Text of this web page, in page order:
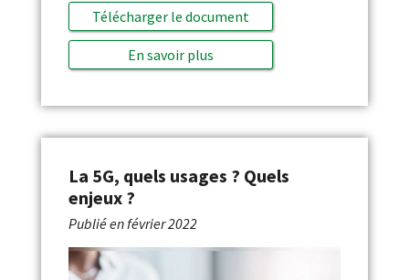
Télécharger le document
En savoir plus
La 5G, quels usages ? Quels
enjeux ?
Publié enfévrier 2022